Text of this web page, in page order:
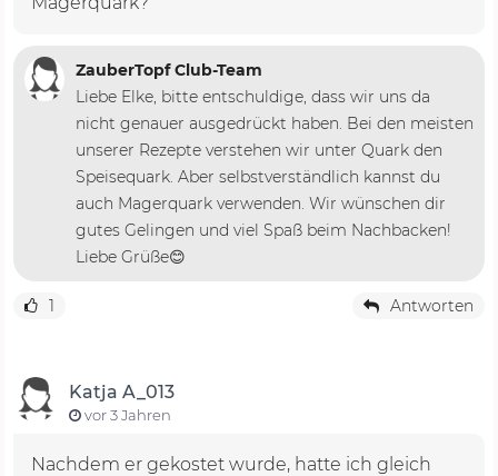
ZauberTopf Club-Team
Liebe Elke, bitte entschuldige, dass wir uns da
nicht genauer ausgedrückt haben. Bei den meisten
unserer Rezepte verstehen wir unter Quark den
Speisequark. Aber selbstverständlich kannst du
auch Magerquark verwenden. Wir wünschen dir
gutes Gelingen und viel Spaß beim Nachbacken!
Liebe Grüße😊
1 Antworten
Katja A_013
vor 3 Jahren
Nachdem er gekostet wurde, hatte ich gleich